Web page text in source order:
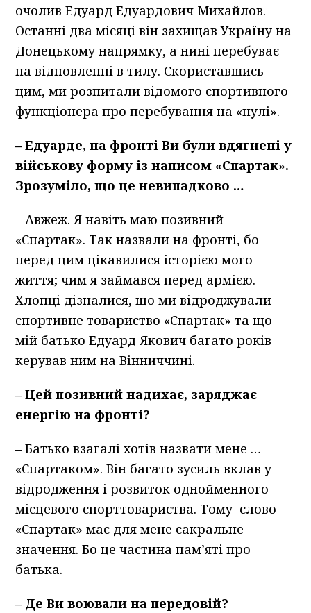
очолив Едуард Едуардович Михайлов.
Останні два місяці він захищав Україну на
Донецькому напрямку, а нині перебуває
на відновленні в тилу. Скориставшись
цим, ми розпитали відомого спортивного
функціонера про перебування на «нулі».
– Едуарде, на фронті Ви були вдягнені у
військову форму із написом «Спартак».
Зрозуміло, що це невипадково …
– Авжеж. Я навіть маю позивний
«Спартак». Так назвали на фронті, бо
перед цим цікавилися історією мого
життя; чим я займався перед армією.
Хлопці дізналися, що ми відроджували
спортивне товариство «Спартак» та що
мій батько Едуард Якович багато років
керував ним на Вінниччині.
– Цей позивний надихає, заряджає
енергію на фронті?
– Батько взагалі хотів назвати мене …
«Спартаком». Він багато зусиль вклав у
відродження і розвиток однойменного
місцевого спорттовариства. Тому слово
«Спартак» має для мене сакральне
значення. Бо це частина пам’яті про
батька.
– Де Ви воювали на передовій?